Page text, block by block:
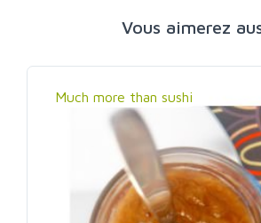
Vous aimerez
Much more than sushi